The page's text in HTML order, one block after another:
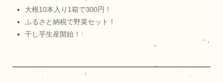
大根10本入り1箱で300円！
ふるさと納税で野菜セット！
干し芋生産開始！